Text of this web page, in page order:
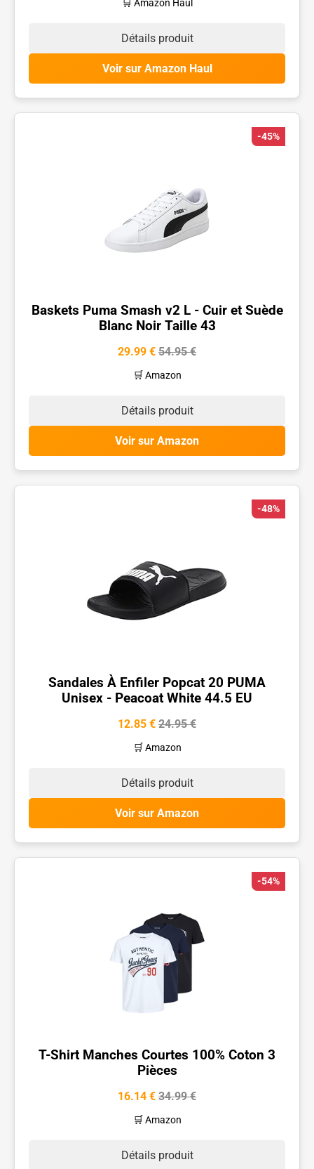
🛒 Amazon Haul
Détails produit
Voir sur Amazon Haul
-45%
Baskets Puma Smash v2 L - Cuir et Suède
Blanc Noir Taille 43
29.99 € 54.95 €
🛒 Amazon
Détails produit
Voir sur Amazon
-48%
Sandales À Enfiler Popcat 20 PUMA
Unisex - Peacoat White 44.5 EU
12.85 € 24.95 €
🛒 Amazon
Détails produit
Voir sur Amazon
-54%
T-Shirt Manches Courtes 100% Coton 3
Pièces
16.14 € 34.99 €
🛒 Amazon
Détails produit